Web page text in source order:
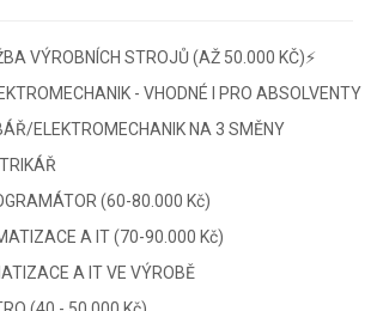
VÝROBNÍCH STROJŮ (AŽ 50.000 KČ)⚡
- VHODNÉ I PRO ABSOLVENTY
ELEKTROMECHANIK NA 3 SMĚNY
(60-80.000 Kč)
A IT (70-90.000 Kč)
A IT VE VÝROBĚ